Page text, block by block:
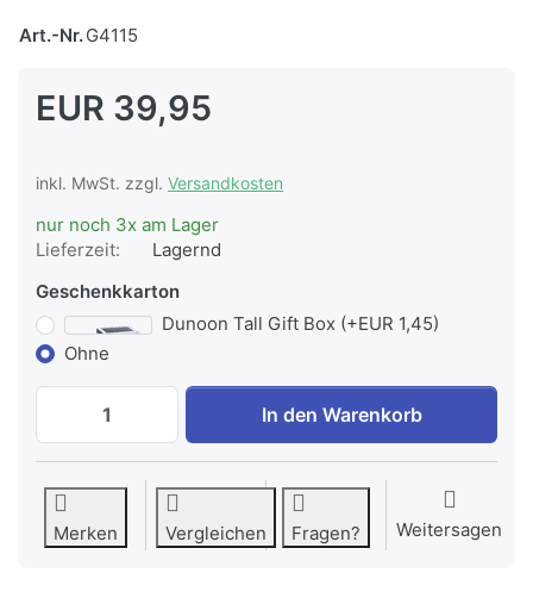
Art.-Nr.G4115
EUR 39,95
inkl. MwSt. zzgl. Versandkosten
nur noch 3x am Lager
Lieferzeit:
Lagernd
Geschenkkarton
Dunoon Tall Gift Box (+EUR 1,45)
Ohne
Dunoon Glencoe World Of Fungi zu
In den Warenkorb
Merken Vergleichen Fragen? Weitersagen